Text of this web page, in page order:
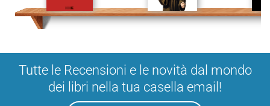
Tutte le Recensioni e le novità dal mondo
dei libri nella tua casella email!